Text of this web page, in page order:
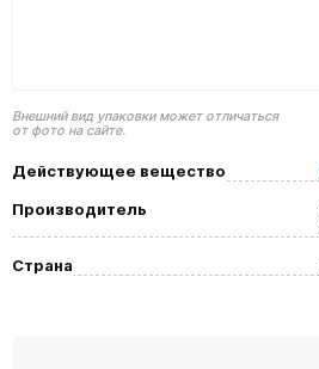
Внешний вид упаковки может отличаться
от фото на сайте.
Действующее вещество
Производитель
Страна